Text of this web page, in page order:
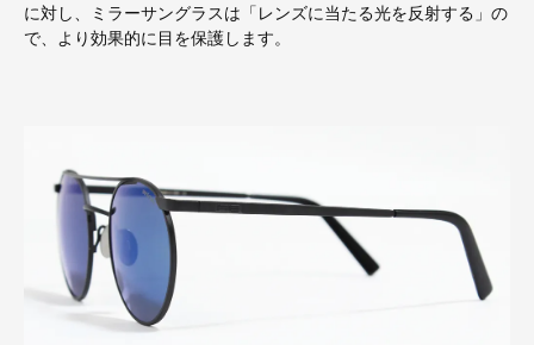
に対し、ミラーサングラスは「レンズに当たる光を反射する」の
で、より効果的に目を保護します。